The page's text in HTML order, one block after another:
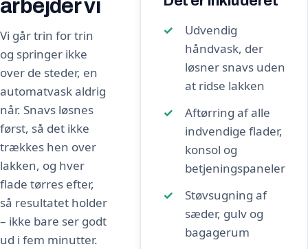
arbejder vi
Vi går trin for trin
og springer ikke
over de steder, en
automatvask aldrig
når. Snavs løsnes
først, så det ikke
trækkes hen over
lakken, og hver
flade tørres efter,
så resultatet holder
– ikke bare ser godt
ud i fem minutter.
Udvendig
håndvask, der
løsner snavs uden
at ridse lakken
Aftørring af alle
indvendige flader,
konsol og
betjeningspaneler
Støvsugning af
sæder, gulv og
bagagerum